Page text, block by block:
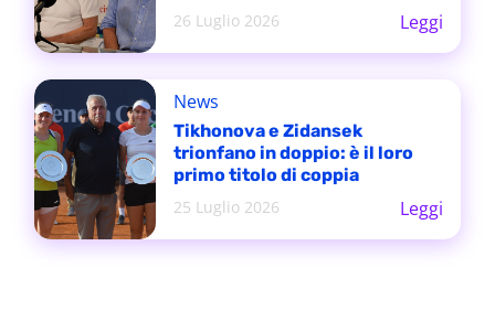
26 Luglio 2026
Leggi
News
Tikhonova e Zidansek
trionfano in doppio: è il loro
primo titolo di coppia
25 Luglio 2026
Leggi